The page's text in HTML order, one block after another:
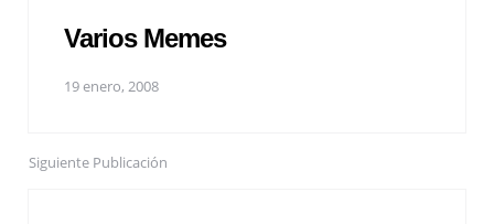
Varios Memes
19 enero, 2008
Siguiente Publicación